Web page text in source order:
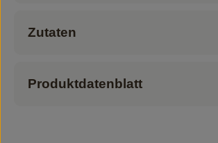
Zutaten
Produktdatenblatt